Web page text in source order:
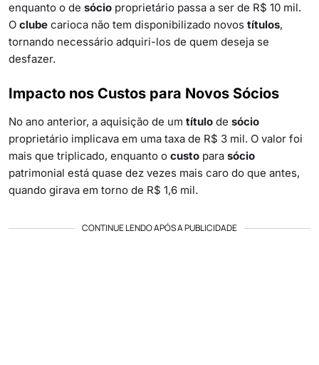
enquanto o de sócio proprietário passa a ser de R$ 10 mil.
O clube carioca não tem disponibilizado novos títulos,
tornando necessário adquiri-los de quem deseja se
desfazer.
Impacto nos Custos para Novos Sócios
No ano anterior, a aquisição de um título de sócio
proprietário implicava em uma taxa de R$ 3 mil. O valor foi
mais que triplicado, enquanto o custo para sócio
patrimonial está quase dez vezes mais caro do que antes,
quando girava em torno de R$ 1,6 mil.
CONTINUE LENDO APÓS A PUBLICIDADE